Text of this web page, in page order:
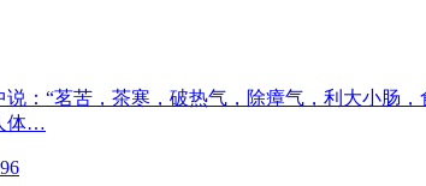
：“茗苦，茶寒，破热气，除瘴气，利大小肠
体…